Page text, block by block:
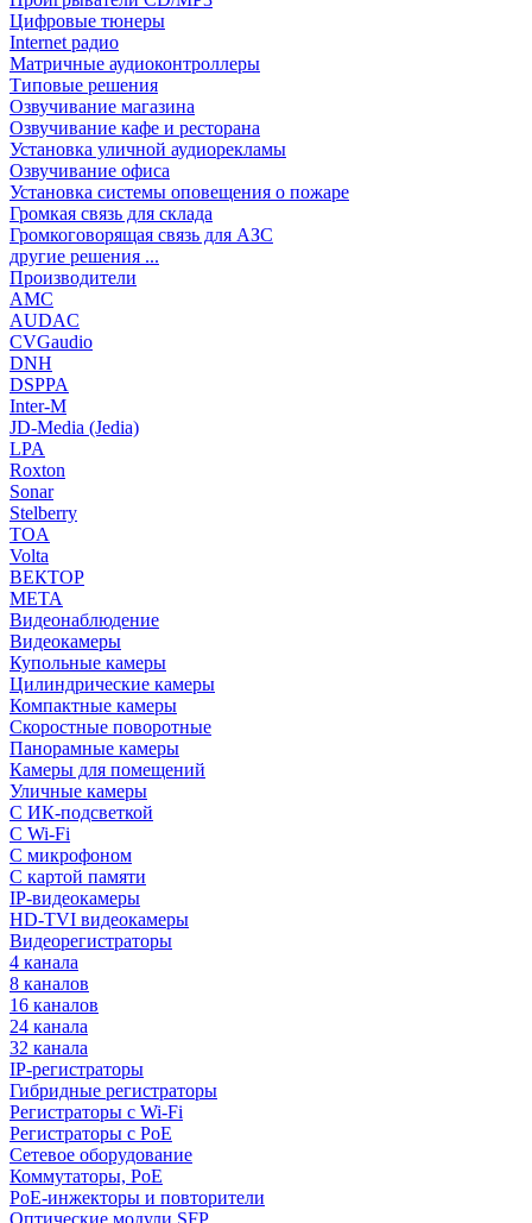
Цифровые тюнеры
Internet радио
Матричные аудиоконтроллеры
Типовые решения
Озвучивание магазина
Озвучивание кафе и ресторана
Установка уличной аудиорекламы
Озвучивание офиса
Установка системы оповещения о пожаре
Громкая связь для склада
Громкоговорящая связь для АЗС
другие решения ...
Производители
AMC
AUDAC
CVGaudio
DNH
DSPPA
Inter-M
JD-Media (Jedia)
LPA
Roxton
Sonar
Stelberry
TOA
Volta
ВЕКТОР
МЕТА
Видеонаблюдение
Видеокамеры
Купольные камеры
Цилиндрические камеры
Компактные камеры
Скоростные поворотные
Панорамные камеры
Камеры для помещений
Уличные камеры
С ИК-подсветкой
С Wi-Fi
С микрофоном
С картой памяти
IP-видеокамеры
HD-TVI видеокамеры
Видеорегистраторы
4 канала
8 каналов
16 каналов
24 канала
32 канала
IP-регистраторы
Гибридные регистраторы
Регистраторы с Wi-Fi
Регистраторы с PoE
Сетевое оборудование
Коммутаторы, PoE
PoE-инжекторы и повторители
Оптические модули SFP